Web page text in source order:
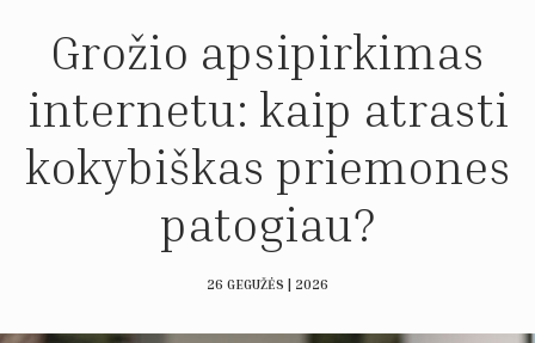
Grožio apsipirkimas
internetu: kaip atrasti
kokybiškas priemones
patogiau?
26 GEGUŽĖS | 2026